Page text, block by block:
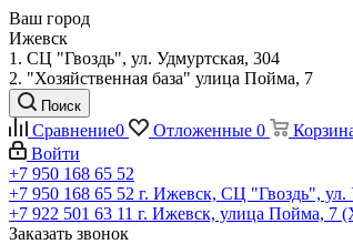
Ваш город
Ижевск
1. СЦ "Гвоздь", ул. Удмуртская, 304
2. "Хозяйственная база" улица Пойма, 7
Поиск
Сравнение0 Отложенные 0
Войти
+7 950 168 65 52
+7 950 168 65 52 г. Ижевск, СЦ "Гвоздь", ул.
+7 922 501 63 11 г. Ижевск, улица Пойма, 7
Заказать звонок